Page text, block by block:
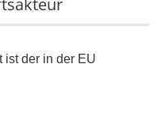
ist der in der EU